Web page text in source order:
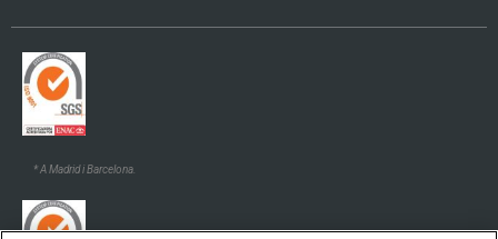
* A Madrid i Barcelona.